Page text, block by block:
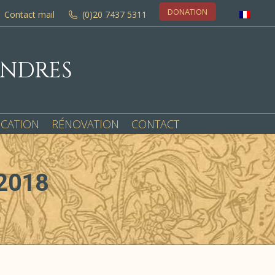
Contact mail (0)20 7437 5311 DONATION
RÉNOVATION CONTACT